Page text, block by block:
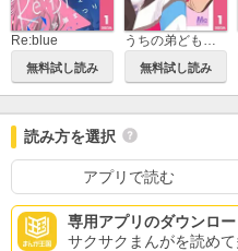
Re:blue
無料試し読み
うちの弟どもがすみません
無料試し読み
読み方を選択
アプリで読む
専用アプリのダウンロー
サクサクまんがを読めて